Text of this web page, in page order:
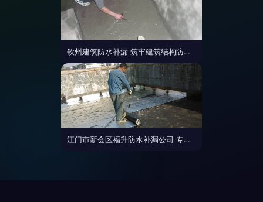
钦州建筑防水补漏 筑牢建筑结构防水屏障，守护家园安全
江门市新会区福升防水补漏公司 专业建筑结构防水补漏解决方案